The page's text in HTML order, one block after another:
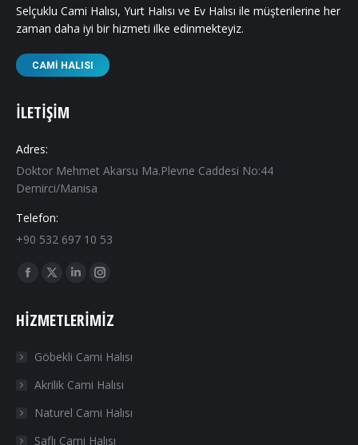
Selçuklu Cami Halısı, Yurt Halısı ve Ev Halısı ile müşterilerine her
zaman daha iyi bir hizmeti ilke edinmekteyiz.
CAMI HALISI
İLETIŞIM
Adres:
Doktor Mehmet Akarsu Ma.Plevne Caddesi No:44
Demirci/Manisa
Telefon:
+90 532 697 10 53
Find us on:
Facebook
opens
new
window
X
opens
new
window
Linkedin
opens
new
window
Instagram
opens
new
window
HIZMETLERIMIZ
Göbekli Cami Halısı
Akrilik Cami Halısı
Naturel Cami Halısı
Saflı Cami Halısı